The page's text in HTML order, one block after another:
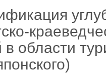
области